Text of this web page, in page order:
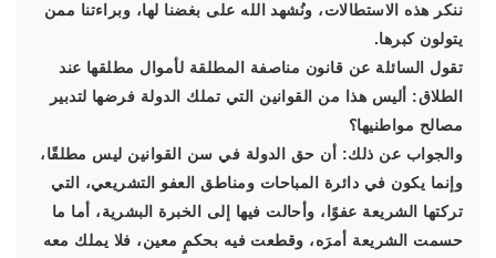
ننكر هذه الاستطالات، ونُشهد الله على بغضنا لها، وبراءتنا ممن
يتولون كبرها.
تقول السائلة عن قانون مناصفة المطلقة لأموال مطلقها عند
الطلاق: أليس هذا من القوانين التي تملك الدولة فرضها لتدبير
مصالح مواطنيها؟
والجواب عن ذلك: أن حق الدولة في سن القوانين ليس مطلقًا،
وإنما يكون في دائرة المباحات ومناطق العفو التشريعي، التي
تركتها الشريعة عفوًا، وأحالت فيها إلى الخبرة البشرية، أما ما
حسمت الشريعة أمرَه، وقطعت فيه بحكمٍ معين، فلا يملك معه